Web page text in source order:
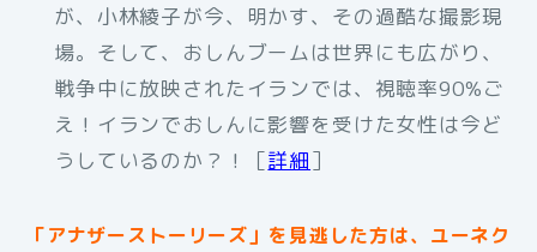
が、小林綾子が今、明かす、その過酷な撮影現
場。そして、おしんブームは世界にも広がり、
戦争中に放映されたイランでは、視聴率90%ご
え！イランでおしんに影響を受けた女性は今ど
うしているのか？！［詳細］
「アナザーストーリーズ」を見逃した方は、ユーネク